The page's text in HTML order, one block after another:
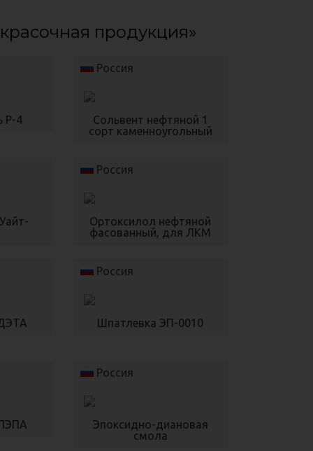
продукция»
Р-4
Россия
Сольвент нефтяной 1
сорт каменноугольный
Россия
Ортоксилол нефтяной
фасованный, для ЛКМ
Россия
Шпатлевка ЭП-0010
Россия
Эпоксидно-диановая
смола